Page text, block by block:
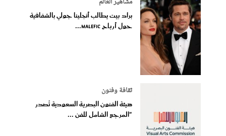
براد بيت يطالب أنجلينا جولي بالشفافية
حول أرباح Malefic...
ثقافة وفنون
هيئة الفنون البصرية السعودية تُصدر
"المرجع الشامل للفن ...